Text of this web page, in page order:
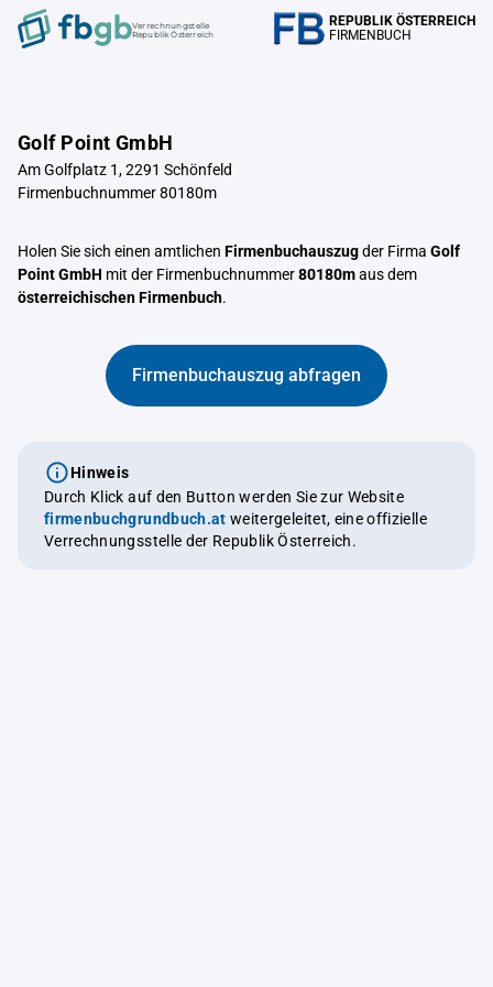
Verrechnungstelle
Republik Österreich
REPUBLIK ÖSTERREICH
FIRMENBUCH
Golf Point GmbH
Am Golfplatz 1, 2291 Schönfeld
Firmenbuchnummer 80180m
Holen Sie sich einen amtlichen Firmenbuchauszugder Firma Golf
Point GmbH mit der Firmenbuchnummer80180maus dem
österreichischen Firmenbuch.
Firmenbuchauszug abfragen
Hinweis
Durch Klick auf den Button werden Sie zur Website
firmenbuchgrundbuch.at weitergeleitet, eine offizielle
Verrechnungsstelle der Republik Österreich.